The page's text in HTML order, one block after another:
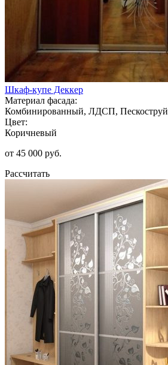
Шкаф-купе Деккер
Материал фасада:
Комбинированный, ЛДСП, Пескоструй
Цвет:
Коричневый
от 45 000 руб.
Рассчитать